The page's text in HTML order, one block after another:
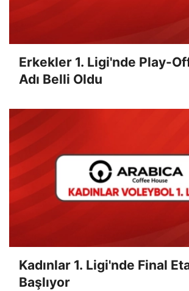
Erkekler 1. Ligi'nde Play-
Adı Belli Oldu
Kadınlar 1. Ligi'nde Final
Başlıyor